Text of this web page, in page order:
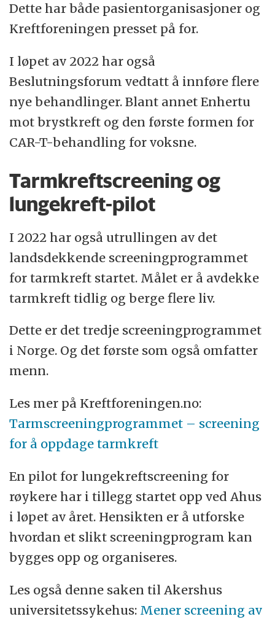
Mange pasienter som det før ikke var håp
for, har blitt friske eller fått forlenget livet
med immunterapi.
Det er en vellykket behandling for dem
som har effekt av den.
Men immunterapi fungerer ikke på alle.
Dette har både pasientorganisasjoner og
Kreftforeningen presset på for.
I løpet av 2022 har også
Beslutningsforum vedtatt å innføre flere
nye behandlinger. Blant annet Enhertu
mot brystkreft og den første formen for
CAR-T-behandling for voksne.
Tarmkreftscreening og
lungekreft-pilot
I 2022 har også utrullingen av det
landsdekkende screeningprogrammet
for tarmkreft startet. Målet er å avdekke
tarmkreft tidlig og berge flere liv.
Dette er det tredje screeningprogrammet
i Norge. Og det første som også omfatter
menn.
Les mer på Kreftforeningen.no:
Tarmscreeningprogrammet – screening
for å oppdage tarmkreft
En pilot for lungekreftscreening for
røykere har i tillegg startet opp ved Ahus
i løpet av året. Hensikten er å utforske
hvordan et slikt screeningprogram kan
bygges opp og organiseres.
Les også denne saken til Akershus
universitetssykehus: Mener screening av